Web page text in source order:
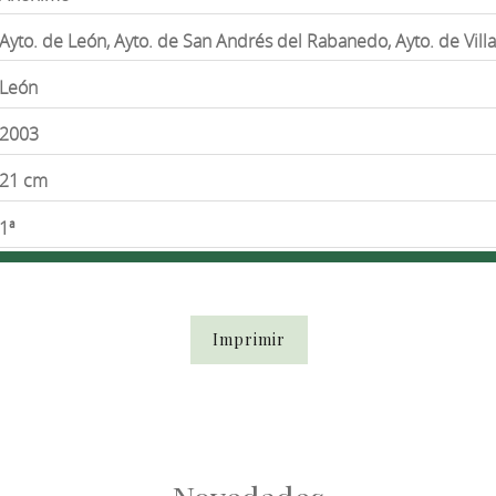
Ayto. de León, Ayto. de San Andrés del Rabanedo, Ayto. de
León
2003
21 cm
1ª
Imprimir